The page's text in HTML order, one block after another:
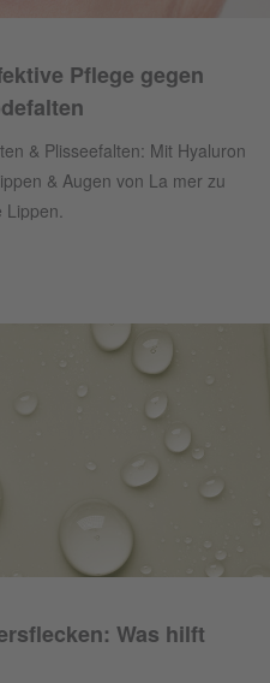
Pflege gegen
& Plisseefalten: Mit Hyaluron
& Augen von La mer zu
Was hilft